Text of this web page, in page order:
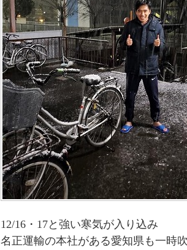
12/16・17と強い寒気が入り込み
名正運輸の本社がある愛知県も一時